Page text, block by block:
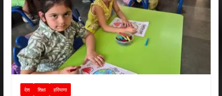
देश शिक्षा हरियाणा